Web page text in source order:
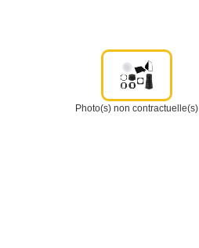
Photo(s) non contractuelle(s)